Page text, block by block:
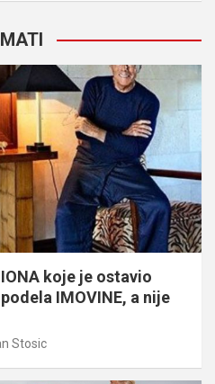
koje je ostavio
IMOVINE, a nije
Stosic